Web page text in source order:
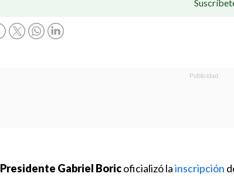
Presidente Gabriel Boricoficializó lainscripción